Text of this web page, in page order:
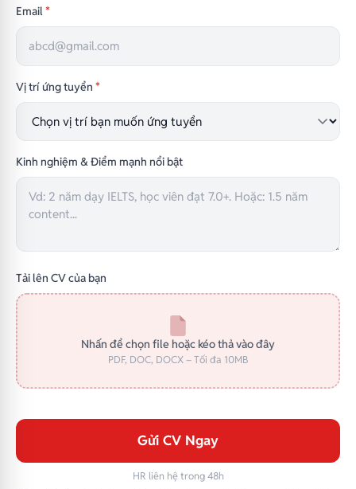
Email*
Vị trí ứng tuyển *
Kinh nghiệm & Điểm mạnh nổi bật
Tải lên CV của bạn
Nhấn để chọn file hoặc kéo thả vào đây
PDF, DOC, DOCX – Tối đa 10MB
Gửi CV Ngay
HR liên hệ trong 48h